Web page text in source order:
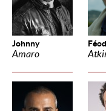
Johnny
Amaro